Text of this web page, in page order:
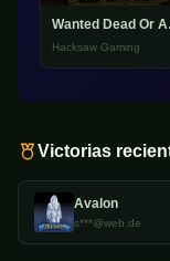
Hacksaw Gaming
Victorias
Avalon
s***@web.de